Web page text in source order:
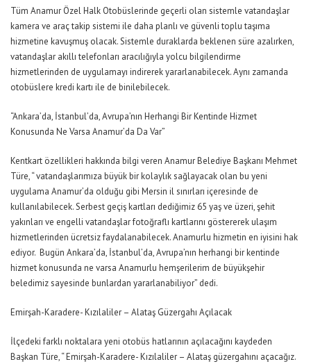
Tüm Anamur Özel Halk Otobüslerinde geçerli olan sistemle vatandaşlar
kamera ve araç takip sistemi ile daha planlı ve güvenli toplu taşıma
hizmetine kavuşmuş olacak. Sistemle duraklarda beklenen süre azalırken,
vatandaşlar akıllı telefonları aracılığıyla yolcu bilgilendirme
hizmetlerinden de uygulamayı indirerek yararlanabilecek. Aynı zamanda
otobüslere kredi kartı ile de binilebilecek.
“Ankara’da, İstanbul’da, Avrupa’nın Herhangi Bir Kentinde Hizmet
Konusunda Ne Varsa Anamur’da Da Var”
Kentkart özellikleri hakkında bilgi veren Anamur Belediye Başkanı Mehmet
Türe, “ vatandaşlarımıza büyük bir kolaylık sağlayacak olan bu yeni
uygulama Anamur’da olduğu gibi Mersin il sınırları içeresinde de
kullanılabilecek. Serbest geçiş kartları dediğimiz 65 yaş ve üzeri, şehit
yakınları ve engelli vatandaşlar fotoğraflı kartlarını göstererek ulaşım
hizmetlerinden ücretsiz faydalanabilecek. Anamurlu hizmetin en iyisini hak
ediyor. Bugün Ankara’da, İstanbul’da, Avrupa’nın herhangi bir kentinde
hizmet konusunda ne varsa Anamurlu hemşerilerim de büyükşehir
beledimiz sayesinde bunlardan yararlanabiliyor” dedi.
Emirşah-Karadere- Kızılaliler – Alataş Güzergahı Açılacak
İlçedeki farklı noktalara yeni otobüs hatlarının açılacağını kaydeden
Başkan Türe, “ Emirşah-Karadere- Kızılaliler – Alataş güzergahını açacağız.